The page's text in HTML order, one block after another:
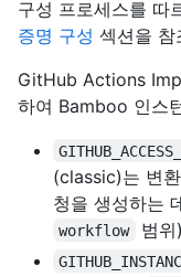
구성 프로세스를 따
증명 구성 섹션을 참
GitHub Actions
하여 Bamboo 인스
(classic)는 변
청을 생성하는
workflow 범위